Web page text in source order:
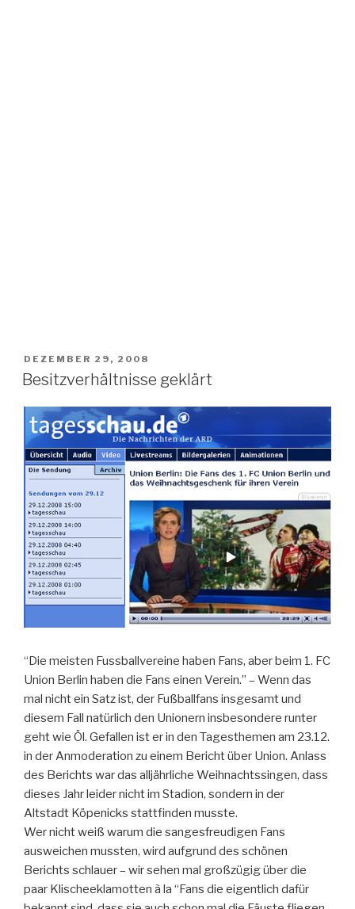
VERÖFFENTLICHT
AM
DEZEMBER 29, 2008
Besitzverhältnisse geklärt
“Die meisten Fussballvereine haben Fans, aber beim 1. FC
Union Berlin haben die Fans einen Verein.” – Wenn das
mal nicht ein Satz ist, der Fußballfans insgesamt und
diesem Fall natürlich den Unionern insbesondere runter
geht wie Öl. Gefallen ist er in den Tagesthemen am 23.12.
in der Anmoderation zu einem Bericht über Union. Anlass
des Berichts war das alljährliche Weihnachtssingen, dass
dieses Jahr leider nicht im Stadion, sondern in der
Altstadt Köpenicks stattfinden musste.
Wer nicht weiß warum die sangesfreudigen Fans
ausweichen mussten, wird aufgrund des schönen
Berichts schlauer – wir sehen mal großzügig über die
paar Klischeeklamotten à la “Fans die eigentlich dafür